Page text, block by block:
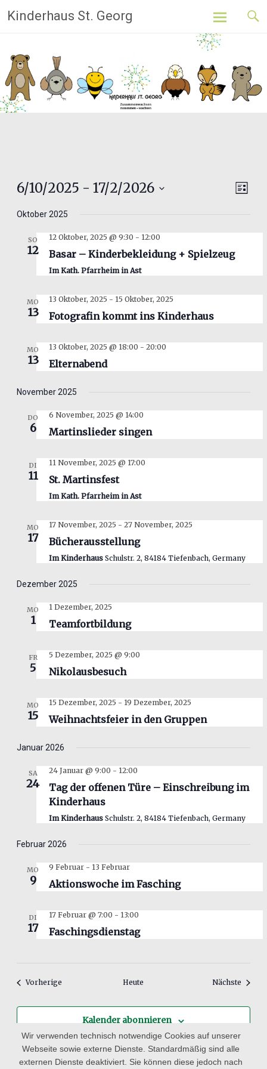
toKinderhaus St. Georg
Liste
6/10/2025 - 17/2/2026
wählen.
Oktober 2025
SO
12
12 Oktober, 2025 @ 9:30 - 12:00
Basar – Kinderbekleidung + Spielzeug
Im Kath. Pfarrheim in Ast
MO
13
13 Oktober, 2025 - 15 Oktober, 2025
Fotografin kommt ins Kinderhaus
MO
13
13 Oktober, 2025 @ 18:00 -20:00
Elternabend
November 2025
DO
6
6 November, 2025 @ 14:00
Martinslieder singen
DI
11
11 November, 2025 @ 17:00
St. Martinsfest
Im Kath. Pfarrheim in Ast
MO
17
17 November, 2025 -27 November, 2025
Bücherausstellung
Im KinderhausSchulstr. 2, 84184 Tiefenbach, Germany
Dezember 2025
MO
1
1 Dezember, 2025
Teamfortbildung
FR
5
5 Dezember, 2025 @ 9:00
Nikolausbesuch
MO
15
15 Dezember, 2025 - 19 Dezember, 2025
Weihnachtsfeier in den Gruppen
Januar 2026
SA
24
24 Januar @ 9:00 - 12:00
Tag der offenen Türe – Einschreibung im
Kinderhaus
Im KinderhausSchulstr. 2, 84184 Tiefenbach, Germany
Februar 2026
MO
9
9 Februar - 13 Februar
Aktionswoche im Fasching
DI
17
17 Februar @ 7:00 - 13:00
Faschingsdienstag
Vorherige Heute Nächste
Kalender abonnieren
Wir verwenden technisch notwendige Cookies auf unserer
Webseite sowie externe Dienste. Standardmäßig sind alle
externen Dienste deaktiviert. Sie können diese jedoch nach